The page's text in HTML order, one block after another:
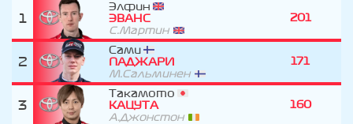
1
Элфин
ЭВАНС
С.Мартин
201
2
Сами
ПАДЖАРИ
М.Сальминен
171
3
Такамото
КАЦУТА
А.Джонстон
160